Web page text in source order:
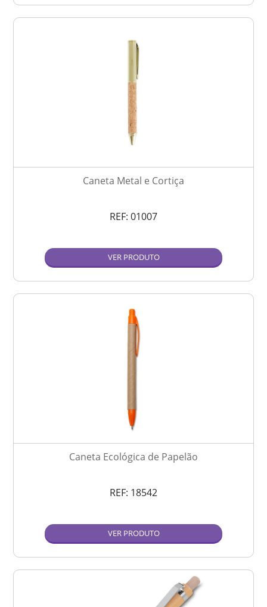
Caneta Metal e Cortiça
REF: 01007
VER PRODUTO
Caneta Ecológica de Papelão
REF: 18542
VER PRODUTO